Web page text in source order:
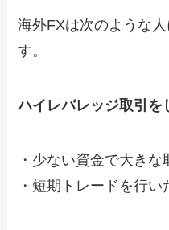
海外FXは次のような
す。
ハイレバレッジ取引を
・少ない資金で大きな
・短期トレードを行い